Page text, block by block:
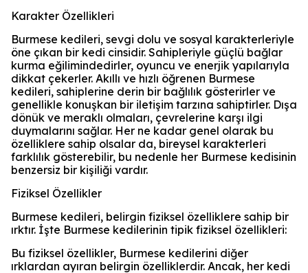
Karakter Özellikleri
Burmese kedileri, sevgi dolu ve sosyal karakterleriyle
öne çıkan bir kedi cinsidir. Sahipleriyle güçlü bağlar
kurma eğilimindedirler, oyuncu ve enerjik yapılarıyla
dikkat çekerler. Akıllı ve hızlı öğrenen Burmese
kedileri, sahiplerine derin bir bağlılık gösterirler ve
genellikle konuşkan bir iletişim tarzına sahiptirler. Dışa
dönük ve meraklı olmaları, çevrelerine karşı ilgi
duymalarını sağlar. Her ne kadar genel olarak bu
özelliklere sahip olsalar da, bireysel karakterleri
farklılık gösterebilir, bu nedenle her Burmese kedisinin
benzersiz bir kişiliği vardır.
Fiziksel Özellikler
Burmese kedileri, belirgin fiziksel özelliklere sahip bir
ırktır. İşte Burmese kedilerinin tipik fiziksel özellikleri:
Bu fiziksel özellikler, Burmese kedilerini diğer
ırklardan ayıran belirgin özelliklerdir. Ancak, her kedi